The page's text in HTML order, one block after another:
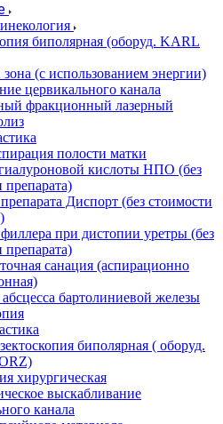
биполярная (оборуд. KARL
(с использованием энергии)
цервикального канала
фракционный лазерный
полости матки
кислоты НПО (без
препарата)
Диспорт (без стоимости
при дистопии уретры (без
препарата)
санация (аспирационно
бартолиниевой железы
биполярная ( оборуд.
хирургическая
выскабливание
канала